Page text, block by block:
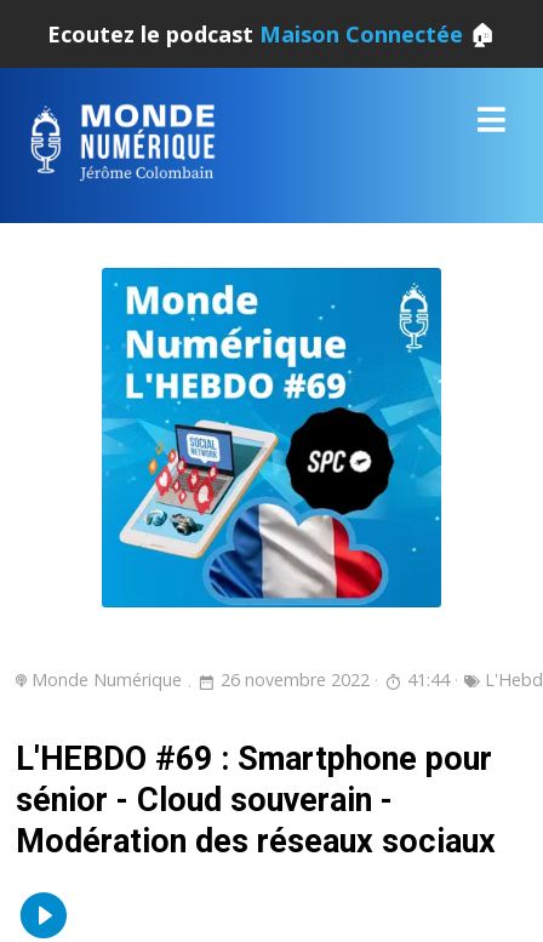
Ecoutez le podcast Maison Connectée 🏠
Monde Numérique 26 novembre 2022 41:44
L'HEBDO #69 : Smartphone pour
sénior - Cloud souverain -
Modération des réseaux sociaux